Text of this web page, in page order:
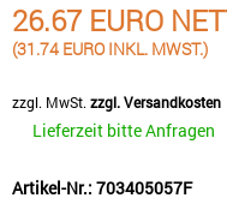
26.67 EURO
(31.74 EURO INKL. MWST.)
zzgl. MwSt. zzgl. Versandkosten
Lieferzeit bitte Anfragen
Artikel-Nr.: 703405057F